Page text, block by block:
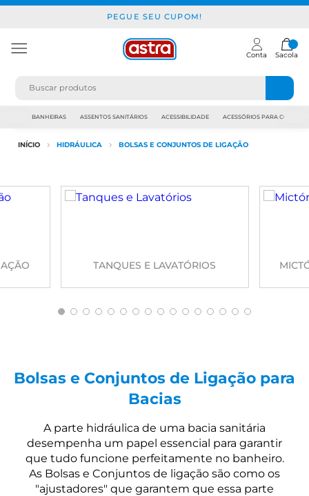
PEGUE SEU CUPOM!
Conta Sacola
BANHEIRAS ASSENTOS SANITÁRIOS ACESSIBILIDADE ACESSÓRIOS PARA
INÍCIO HIDRÁULICA BOLSAS E CONJUNTOS DE LIGAÇÃO
TANQUES E LAVATÓRIOS
Bolsas e Conjuntos de Ligação para
Bacias
A parte hidráulica de uma bacia sanitária
desempenha um papel essencial para garantir
que tudo funcione perfeitamente no banheiro.
As Bolsas e Conjuntos de ligação são como os
"ajustadores" que garantem que essa parte